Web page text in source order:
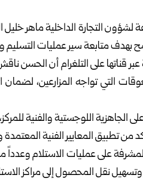
لشؤون التجارة الداخلية ماهر
متابعة سير عمليات التسليم
عبر قناتها على التلغرام أن الحسن
التي تواجه المزارعين، لضمان
الجاهزية اللوجستية والفنية
من تطبيق المعايير الفنية
المشرفة على عمليات الاستلام وعدداً
وتسهيل نقل المحصول إلى مراكز